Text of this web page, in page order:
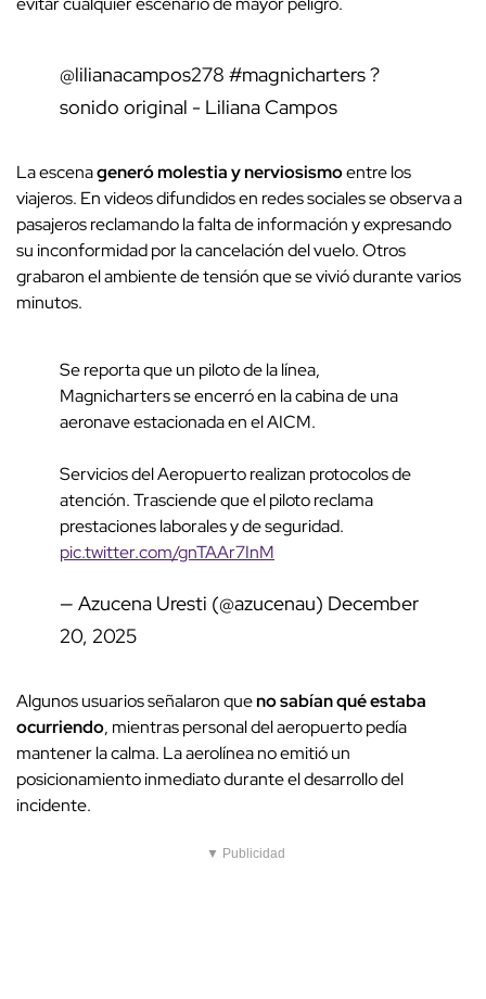
@lilianacampos278 #magnicharters?
sonido original - Liliana Campos
La escenageneró molestia y nerviosismoentre los
viajeros. En videos difundidos en redes sociales se observa a
pasajeros reclamando la falta de información y expresando
su inconformidad por la cancelación del vuelo. Otros
grabaron el ambiente de tensión que se vivió durante varios
minutos.
Se reporta que un piloto de la línea,
Magnicharters se encerró en la cabina de una
aeronave estacionada en el AICM.
Servicios del Aeropuerto realizan protocolos de
atención. Trasciende que el piloto reclama
prestaciones laborales y de seguridad.
pic.twitter.com/gnTAAr7InM
— Azucena Uresti (@azucenau) December
20, 2025
Algunos usuarios señalaron queno sabían qué estaba
ocurriendo, mientras personal del aeropuerto pedía
mantener la calma. La aerolínea no emitió un
posicionamiento inmediato durante el desarrollo del
incidente.
▼ Publicidad